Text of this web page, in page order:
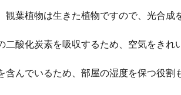
観葉植物は生きた植物ですので、光合成
二酸化炭素を吸収するため、空気をきれ
含んでいるため、部屋の湿度を保つ役割